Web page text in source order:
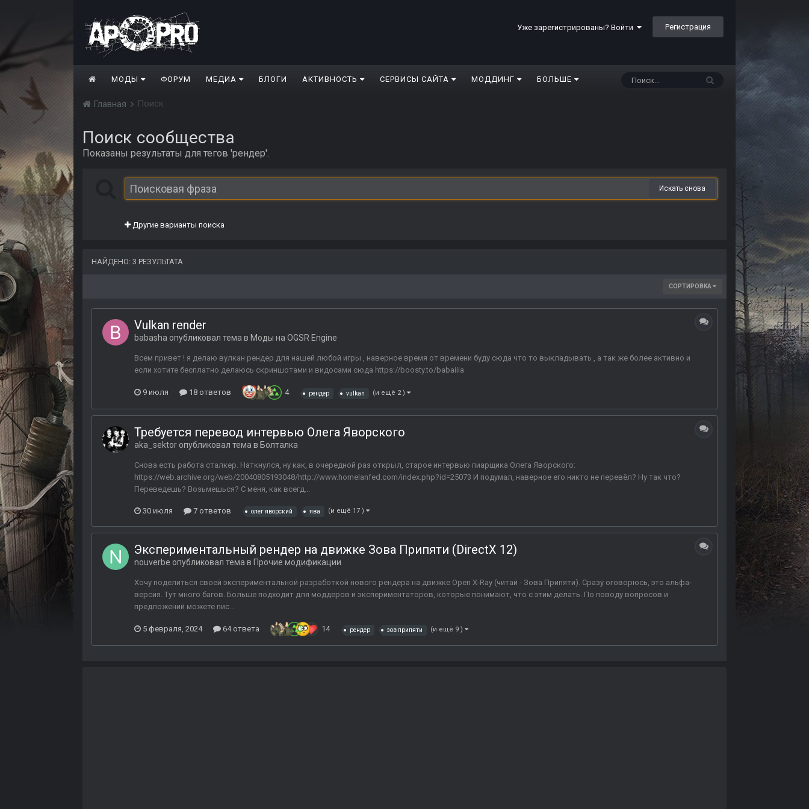
Уже зарегистрированы? Войти Регистрация
МОДЫ ФОРУМ МЕДИА БЛОГИ АКТИВНОСТЬ СЕРВИСЫ САЙТА МОДДИНГ БОЛЬШЕ
Главная Поиск
Поиск сообщества
Показаны результаты для тегов 'рендер'.
Искать снова
Другие варианты поиска
НАЙДЕНО: 3 РЕЗУЛЬТАТА
СОРТИРОВКА
Vulkan render
babasha опубликовал тема в Моды на OGSR Engine
Всем привет ! я делаю вулкан рендер для нашей любой игры , наверное время от времени буду сюда что то выкладывать , а так же более активно и
если хотите бесплатно делаюсь скриншотами и видосами сюда https://boosty.to/babaiiia
9 июля 18 ответов 4 рендер vulkan (и ещё 2 )
Требуется перевод интервью Олега Яворского
aka_sektor опубликовал тема в Болталка
Снова есть работа сталкер. Наткнулся, ну как, в очередной раз открыл, старое интервью пиарщика Олега Яворского:
https://web.archive.org/web/20040805193048/http://www.homelanfed.com/index.php?id=25073 И подумал, наверное его никто не перевёл? Ну так что?
Переведешь? Возьмешься? С меня, как всегд...
30 июля 7 ответов олег яворский ява (и ещё 17 )
Экспериментальный рендер на движке Зова Припяти (DirectX 12)
nouverbe опубликовал тема в Прочие модификации
Хочу поделиться своей экспериментальной разработкой нового рендера на движке Open X-Ray (читай - Зова Припяти). Сразу оговорюсь, это альфа-
версия. Тут много багов. Больше подходит для моддеров и экспериментаторов, которые понимают, что с этим делать. По поводу вопросов и
предложений можете пис...
5 февраля, 2024 64 ответа 14 рендер зов припяти (и ещё 9 )